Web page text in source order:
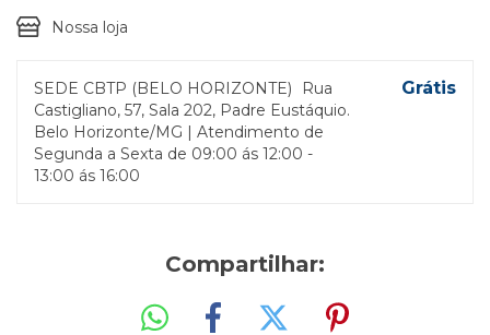
Nossa loja
SEDE CBTP (BELO HORIZONTE)
Rua
Castigliano, 57, Sala 202, Padre Eustáquio.
Belo Horizonte/MG | Atendimento de
Segunda a Sexta de 09:00 ás 12:00 -
13:00 ás 16:00
Grátis
Compartilhar: